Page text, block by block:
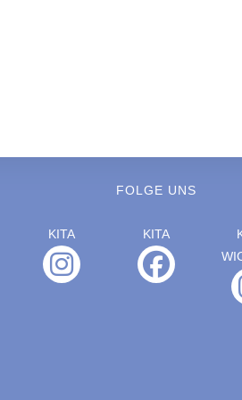
FOLGE UNS
KITA KITA